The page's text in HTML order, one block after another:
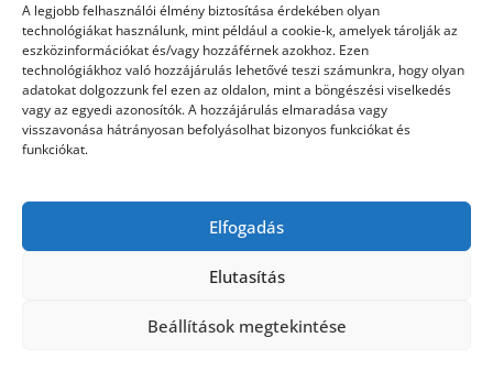
A legjobb felhasználói élmény biztosítása érdekében olyan
technológiákat használunk, mint például a cookie-k, amelyek tárolják az
eszközinformációkat és/vagy hozzáférnek azokhoz. Ezen
technológiákhoz való hozzájárulás lehetővé teszi számunkra, hogy olyan
adatokat dolgozzunk fel ezen az oldalon, mint a böngészési viselkedés
vagy az egyedi azonosítók. A hozzájárulás elmaradása vagy
visszavonása hátrányosan befolyásolhat bizonyos funkciókat és
funkciókat.
Elfogadás
Elutasítás
Beállítások megtekintése
Könyvelés: mikor érdemes könyvelőt váltani?
Szövetkezeti jog: miért elengedhetetlen a szakszerű jogi
háttér a biztonságos működéshez
Munkajogi ügyvéd: miért nem érdemes várni a jogi
Tüll anyag: elegancia és sokoldalúság a Szakatex
kínálatában